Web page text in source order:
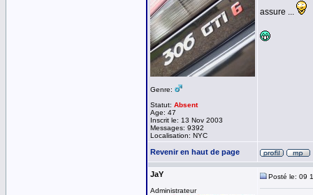
Genre:
Statut: Absent
Age: 47
Inscrit le: 13 Nov 2003
Messages: 9392
Localisation: NYC
assure ...
Revenir en haut de page
JaY
Administrateur
Posté le: 09